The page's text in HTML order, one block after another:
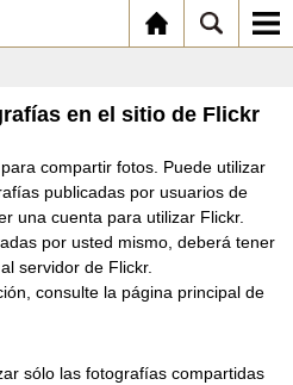
en el sitio de Flickr
compartir fotos. Puede utilizar
publicadas por usuarios de
una cuenta para utilizar Flickr.
por usted mismo, deberá tener
servidor de Flickr.
consulte la página principal de
sólo las fotografías compartidas